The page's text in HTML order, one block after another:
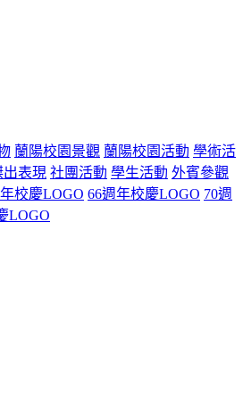
蘭陽校園景觀 蘭陽校園活動 學術活
出表現 社團活動 學生活動 外賓參觀
校慶LOGO 66週年校慶LOGO 70週
LOGO